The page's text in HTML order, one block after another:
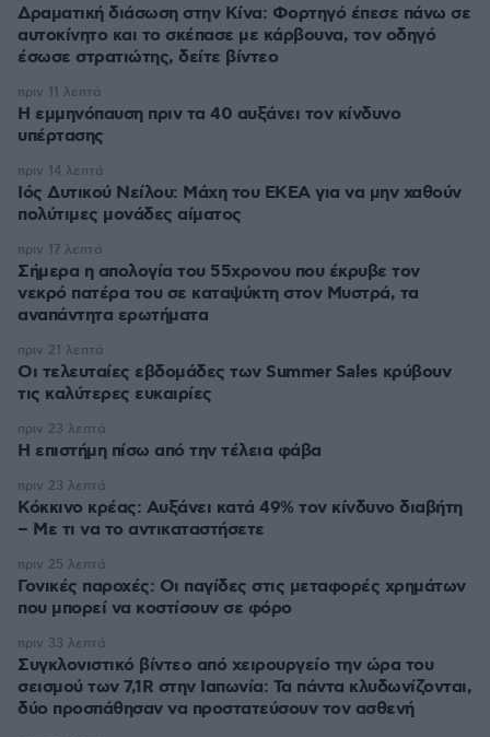
Δραματική διάσωση στην Κίνα: Φορτηγό έπεσε πάνω σε
αυτοκίνητο και το σκέπασε με κάρβουνα, τον οδηγό
έσωσε στρατιώτης, δείτε βίντεο
Η εμμηνόπαυση πριν τα 40 αυξάνει τον κίνδυνο
υπέρτασης
πριν 11 λεπτά
Ιός Δυτικού Νείλου: Μάχη του ΕΚΕΑ για να μην χαθούν
πολύτιμες μονάδες αίματος
πριν 14 λεπτά
Σήμερα η απολογία του 55χρονου που έκρυβε τον
νεκρό πατέρα του σε καταψύκτη στον Μυστρά, τα
αναπάντητα ερωτήματα
πριν 17 λεπτά
Οι τελευταίες εβδομάδες των Summer Sales κρύβουν
τις καλύτερες ευκαιρίες
πριν 21 λεπτά
Η επιστήμη πίσω από την τέλεια φάβα
πριν 23 λεπτά
Κόκκινο κρέας: Αυξάνει κατά 49% τον κίνδυνο διαβήτη
– Με τι να το αντικαταστήσετε
πριν 23 λεπτά
Γονικές παροχές: Οι παγίδες στις μεταφορές χρημάτων
που μπορεί να κοστίσουν σε φόρο
πριν 25 λεπτά
Συγκλονιστικό βίντεο από χειρουργείο την ώρα του
σεισμού των 7,1R στην Ιαπωνία: Τα πάντα κλυδωνίζονται,
δύο προσπάθησαν να προστατεύσουν τον ασθενή
πριν 33 λεπτά